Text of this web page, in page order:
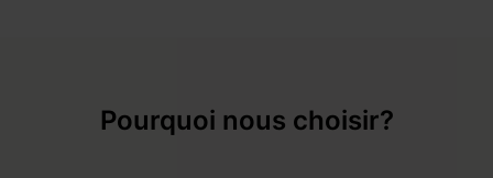
Pourquoi nous choisir?